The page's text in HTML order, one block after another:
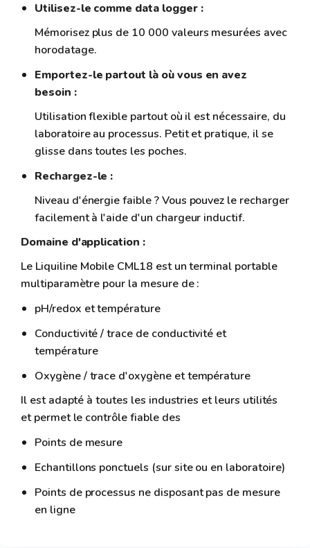
Utilisez-le comme data logger :
Mémorisez plus de 10 000 valeurs mesurées avec
horodatage.
Emportez-le partout là où vous en avez
besoin :
Utilisation flexible partout où il est nécessaire, du
laboratoire au processus. Petit et pratique, il se
glisse dans toutes les poches.
Rechargez-le :
Niveau d'énergie faible ? Vous pouvez le recharger
facilement à l'aide d'un chargeur inductif.
Domaine d'application :
Le Liquiline Mobile CML18 est un terminal portable
multiparamètre pour la mesure de :
pH/redox et température
Conductivité / trace de conductivité et
température
Oxygène / trace d'oxygène et température
Il est adapté à toutes les industries et leurs utilités
et permet le contrôle fiable des
Points de mesure
Echantillons ponctuels (sur site ou en laboratoire)
Points de processus ne disposant pas de mesure
en ligne